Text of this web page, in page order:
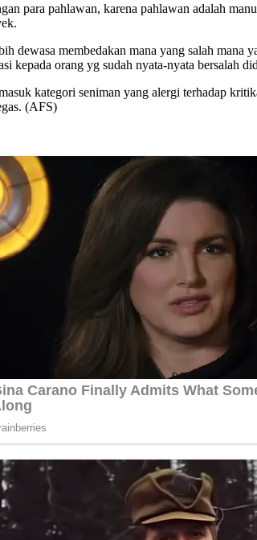
para pahlawan, karena pahlawan adalah
dewasa membedakan mana yang salah mana
kepada orang yg sudah nyata-nyata bersalah
kategori seniman yang alergi terhadap
(AFS)